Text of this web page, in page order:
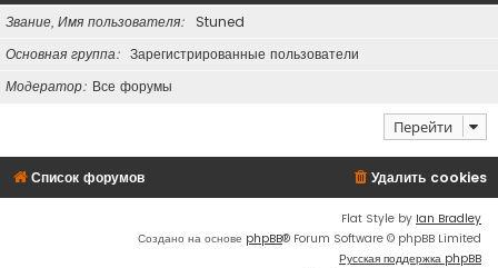
Звание, Имя пользователя
Stuned
Основная группа
Зарегистрированные пользователи
Модератор Все форумы
Перейти
Список форумов Удалить cookies
Flat Style by Ian Bradley
Создано на основе phpBB® Forum Software © phpBB Limited
Русская поддержка phpBB